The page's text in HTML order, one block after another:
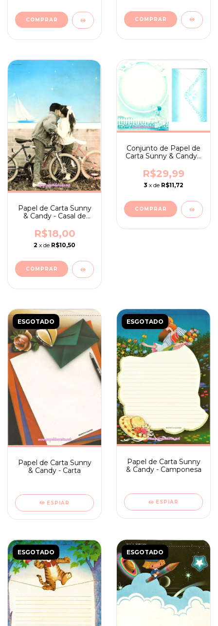
Papel de Carta Sunny
& Candy - Casal de
menininho
R$18,00
2 x de R$10,50
Conjunto de Papel de
Carta Sunny & Candy -
R$29,99
3 x de R$11,72
ESGOTADO
Papel de Carta Sunny
& Candy - Carta
ESPIAR
ESGOTADO
Papel de Carta Sunny
& Candy - Camponesa
ESPIAR
ESGOTADO ESGOTADO